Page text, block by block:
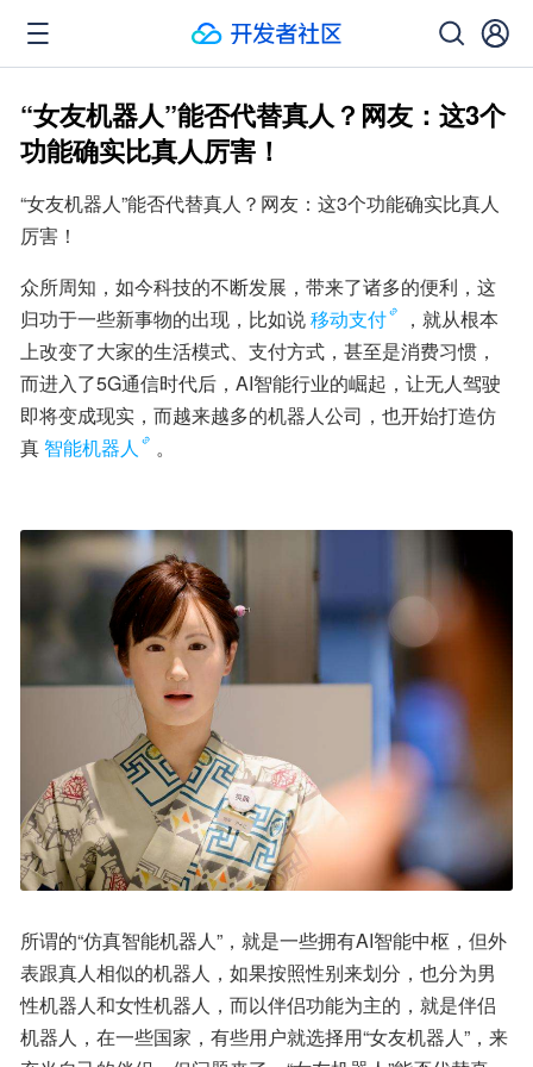
“女友机器人”能否代替真人？网友：这3个
功能确实比真人厉害！
“女友机器人”能否代替真人？网友：这3个功能确实比真人
厉害！
众所周知，如今科技的不断发展，带来了诸多的便利，这
归功于一些新事物的出现，比如说移动支付
，就从根本
上改变了大家的生活模式、支付方式，甚至是消费习惯，
而进入了5G通信时代后，AI智能行业的崛起，让无人驾驶
即将变成现实，而越来越多的机器人公司，也开始打造仿
真 智能机器人 。
所谓的“仿真智能机器人”，就是一些拥有AI智能中枢，但外
表跟真人相似的机器人，如果按照性别来划分，也分为男
性机器人和女性机器人，而以伴侣功能为主的，就是伴侣
机器人，在一些国家，有些用户就选择用“女友机器人”，来